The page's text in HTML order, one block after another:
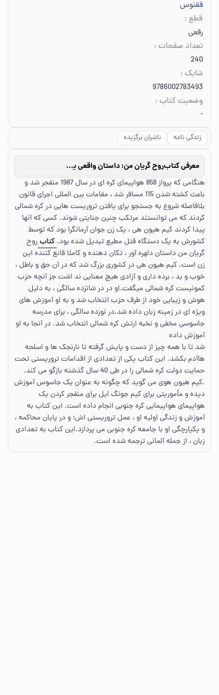
ققنوس
قطع :
رقعی
تعداد صفحات :
240
شابک :
9786002783493
وضعیت کتاب :
-
زندگی نامه ناشران برگزیده
معرفی کتاب روح گریان من: داستان واقعی یک جاسوس زن کره‌ای
هنگامی که پرواز 858 هواپیمای کره ای در سال 1987 منفجر شد و
باعث کشته شدن 115 مسافر شد ، مقامات بین المللی اجرای قانون
بلافاصله شروع به جستجو برای یافتن تروریست هایی در کره شمالی
کردند که می توانستند مرتکب چنین جنایتی شوند. کسی که آنها
پیدا کردند کیم هیون هی ، یک زن جوان آرمانگرا بود که توسط
کشورش به یک دستگاه قتل مطیع تبدیل شده بود. کتابروح
گریان من داستان دلهره آور ، تکان دهنده و کاملا قانع کننده این
زن است. کیم هیون هی در کشوری بزرگ شد که در آن حق و باطل ،
خوب و بد ، برده داری و آزادی هیچ معنایی ند اشت جز آنچه حزب
کمونیست کره شمالی میگفت.او در در شانزده سالگی ، به دلیل
هوش و زیبایی خود از طرف حزب انتخاب شد و به او آموزش های
ویژه ای در زمینه زبان داده شد.در نوزده سالگی ، برای مدرسه
جاسوسی مخفی و نخبه ارتش کره شمالی انتخاب شد. در آنجا به او
آموزش داده
شد تا با همه چیز از دست و پایش گرفته تا نارنجک ها و اسلحه
هاآدم بکشد. این کتاب یکی از تعدادی از اقدامات تروریستی تحت
حمایت دولت کره شمالی را در طی 40 سال گذشته بازگو می کند.
.کیم هیون هوی می گوید که چگونه به عنوان یک جاسوس آموزش
دیده و مأموریتی برای کیم جونگ ایل برای منفجر کردن یک
هواپیمای هواپیمایی کره جنوبی انجام داده است. این کتاب به
آموزش و زندگی اولیه او ، عمل تروریستی اش؛ و در پایان محاکمه ،
و یکپارچگی او با جامعه کره جنوبی می پردازد.این کتاب به تعدادی
زبان ، از جمله آلمانی ترجمه شده است.